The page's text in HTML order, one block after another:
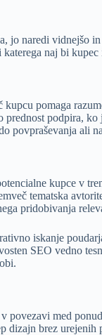
jo naredi vidnejšo
naj bi
kupcu pomaga
podpira,
povpraševanja ali
kupce v
tematska
pridobivanja
iskanje
SEO vedno
povezavi med
brez urejenih